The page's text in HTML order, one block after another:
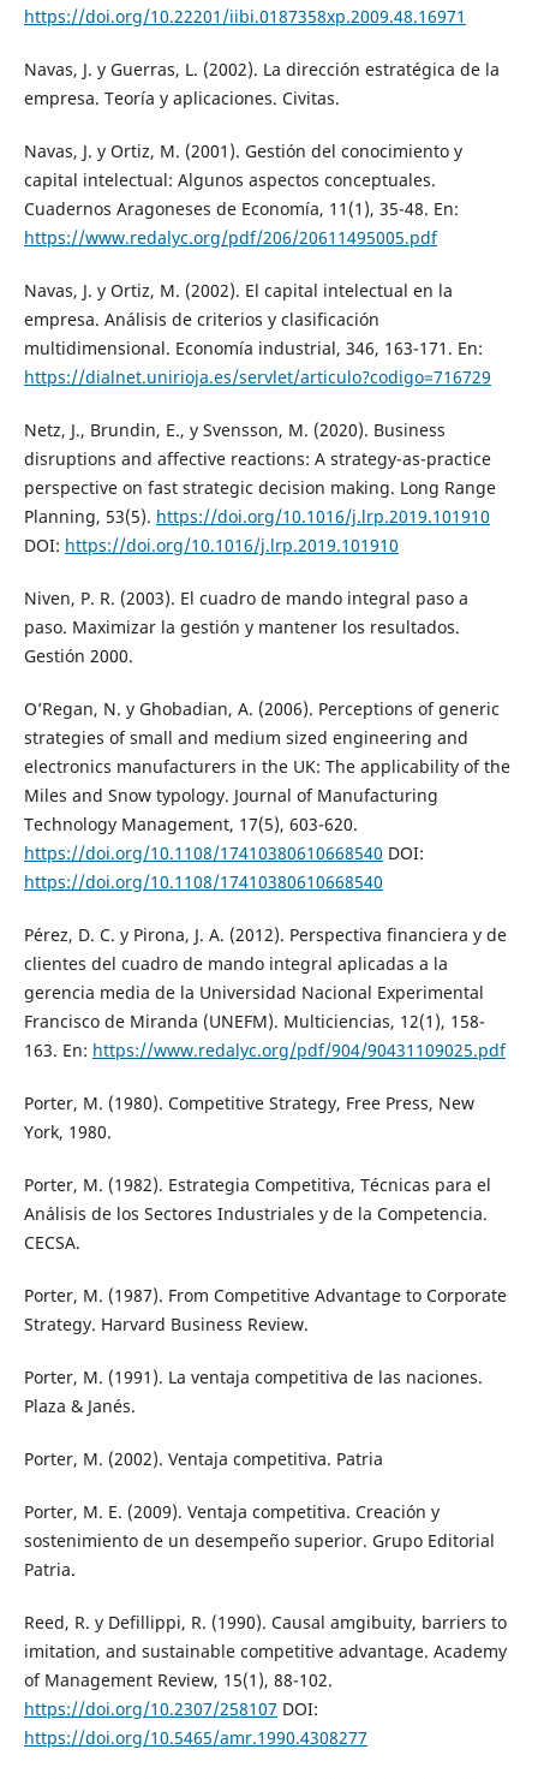
https://doi.org/10.22201/iibi.0187358xp.2009.48.16971
Navas, J. y Guerras, L. (2002). La dirección estratégica de la
empresa. Teoría y aplicaciones. Civitas.
Navas, J. y Ortiz, M. (2001). Gestión del conocimiento y
capital intelectual: Algunos aspectos conceptuales.
Cuadernos Aragoneses de Economía, 11(1), 35-48. En:
https://www.redalyc.org/pdf/206/20611495005.pdf
Navas, J. y Ortiz, M. (2002). El capital intelectual en la
empresa. Análisis de criterios y clasificación
multidimensional. Economía industrial, 346, 163-171. En:
https://dialnet.unirioja.es/servlet/articulo?codigo=716729
Netz, J., Brundin, E., y Svensson, M. (2020). Business
disruptions and affective reactions: A strategy-as-practice
perspective on fast strategic decision making. Long Range
Planning, 53(5). https://doi.org/10.1016/j.lrp.2019.101910
DOI: https://doi.org/10.1016/j.lrp.2019.101910
Niven, P. R. (2003). El cuadro de mando integral paso a
paso. Maximizar la gestión y mantener los resultados.
Gestión 2000.
O’Regan, N. y Ghobadian, A. (2006). Perceptions of generic
strategies of small and medium sized engineering and
electronics manufacturers in the UK: The applicability of the
Miles and Snow typology. Journal of Manufacturing
Technology Management, 17(5), 603-620.
https://doi.org/10.1108/17410380610668540 DOI:
https://doi.org/10.1108/17410380610668540
Pérez, D. C. y Pirona, J. A. (2012). Perspectiva financiera y de
clientes del cuadro de mando integral aplicadas a la
gerencia media de la Universidad Nacional Experimental
Francisco de Miranda (UNEFM). Multiciencias, 12(1), 158-
163. En: https://www.redalyc.org/pdf/904/90431109025.pdf
Porter, M. (1980). Competitive Strategy, Free Press, New
York, 1980.
Porter, M. (1982). Estrategia Competitiva, Técnicas para el
Análisis de los Sectores Industriales y de la Competencia.
CECSA.
Porter, M. (1987). From Competitive Advantage to Corporate
Strategy. Harvard Business Review.
Porter, M. (1991). La ventaja competitiva de las naciones.
Plaza & Janés.
Porter, M. (2002). Ventaja competitiva. Patria
Porter, M. E. (2009). Ventaja competitiva. Creación y
sostenimiento de un desempeño superior. Grupo Editorial
Patria.
Reed, R. y Defillippi, R. (1990). Causal amgibuity, barriers to
imitation, and sustainable competitive advantage. Academy
of Management Review, 15(1), 88-102.
https://doi.org/10.2307/258107 DOI:
https://doi.org/10.5465/amr.1990.4308277